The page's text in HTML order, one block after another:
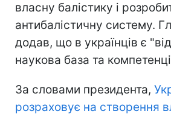
власну балістику і
антибалістичну систему.
додав, що в українців є
наукова база та
За словами президента,
розраховує на створення